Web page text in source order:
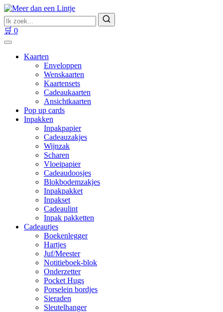
Ga
naar
inhoud
Zoek
naar
producten
Zoeken
🛒 0
Kaarten
Enveloppen
Wenskaarten
Kaartensets
Cadeaukaarten
Ansichtkaarten
Pop up cards
Inpakken
Inpakpapier
Cadeauzakjes
Wijnzak
Scharen
Vloeipapier
Cadeaudoosjes
Blokbodemzakjes
Inpakpakket
Inpakset
Cadeaulint
Inpak pakketten
Cadeautjes
Boekenlegger
Hartjes
Juf/Meester
Notitieboek-blok
Onderzetter
Pocket Hugs
Porselein bordjes
Sieraden
Sleutelhanger